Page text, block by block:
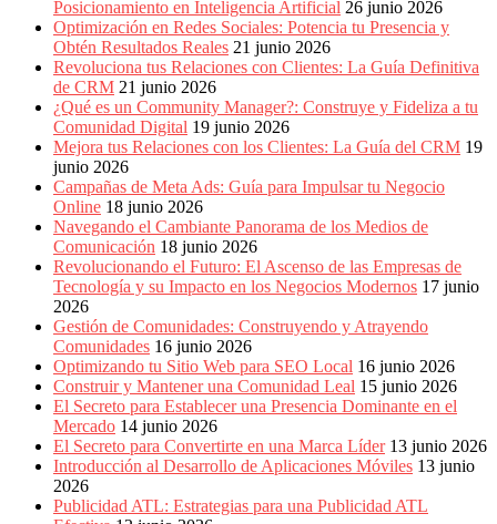
Posicionamiento en Inteligencia Artificial 26 junio 2026
Optimización en Redes Sociales: Potencia tu Presencia y
Obtén Resultados Reales 21 junio 2026
Revoluciona tus Relaciones con Clientes: La Guía Definitiva
de CRM 21 junio 2026
¿Qué es un Community Manager?: Construye y Fideliza a tu
Comunidad Digital 19 junio 2026
Mejora tus Relaciones con los Clientes: La Guía del CRM 19
junio 2026
Campañas de Meta Ads: Guía para Impulsar tu Negocio
Online 18 junio 2026
Navegando el Cambiante Panorama de los Medios de
Comunicación 18 junio 2026
Revolucionando el Futuro: El Ascenso de las Empresas de
Tecnología y su Impacto en los Negocios Modernos 17 junio
2026
Gestión de Comunidades: Construyendo y Atrayendo
Comunidades 16 junio 2026
Optimizando tu Sitio Web para SEO Local 16 junio 2026
Construir y Mantener una Comunidad Leal 15 junio 2026
El Secreto para Establecer una Presencia Dominante en el
Mercado 14 junio 2026
El Secreto para Convertirte en una Marca Líder 13 junio 2026
Introducción al Desarrollo de Aplicaciones Móviles 13 junio
2026
Publicidad ATL: Estrategias para una Publicidad ATL